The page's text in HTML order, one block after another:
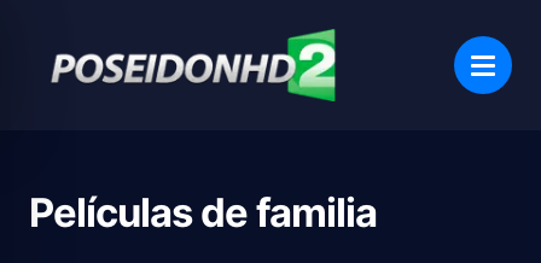
Películas defamilia